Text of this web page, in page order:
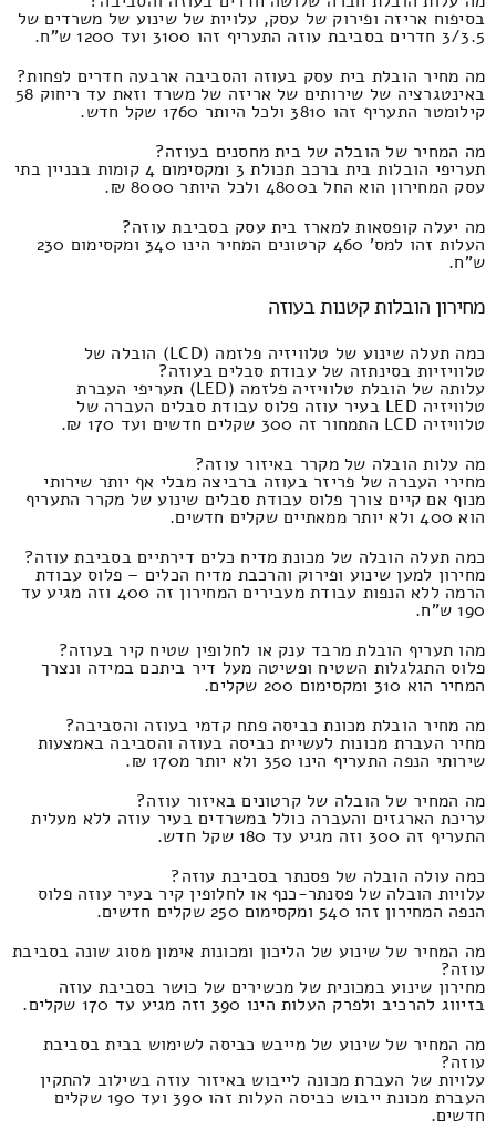
בסיפוח אריזה ופירוק של עסק, עלויות של שינוע של משרדים של
3/3.5 חדרים בסביבת עוזה התעריף זהו 3100 ועד 1200 ש"ח.
מה מחיר הובלת בית עסק בעוזה והסביבה ארבעה חדרים לפחות?
באינטגרציה של שירותים של אריזה של משרד וזאת עד ריחוק 58
קילומטר התעריף זהו 3810 ולכל היותר 1760 שקל חדש.
מה המחיר של הובלה של בית מחסנים בעוזה?
תעריפי הובלות בית ברכב תכולת 3 ומקסימום 4 קומות בבניין בתי
עסק המחירון הוא החל ב4800 ולכל היותר 8000 ₪.
מה יעלה קופסאות למארז בית עסק בסביבת עוזה?
העלות זהו למס' 460 קרטונים המחיר הינו 340 ומקסימום 230
ש"ח.
מחירון הובלות קטנות בעוזה
כמה תעלה שינוע של טלוויזיה פלזמה (LCD) הובלה של
טלוויזיות בסינתזה של עבודת סבלים בעוזה?
עלותה של הובלת טלוויזיה פלזמה (LED) תעריפי העברת
טלוויזיה LED בעיר עוזה פלוס עבודת סבלים העברה של
טלוויזיה LCD התמחור זה 300 שקלים חדשים ועד 170 ₪.
מה עלות הובלה של מקרר באיזור עוזה?
מחירי העברה של פריזר בעוזה ברביצה מבלי אף יותר שירותי
מנוף אם קיים צורך פלוס עבודת סבלים שינוע של מקרר התעריף
הוא 400 ולא יותר ממאתיים שקלים חדשים.
כמה תעלה הובלה של מכונת מדיח כלים דירתיים בסביבת עוזה?
מחירון למען שינוע ופירוק והרכבת מדיח הכלים – פלוס עבודת
הרמה ללא הנפות עבודת מעבירים המחירון זה 400 וזה מגיע עד
190 ש"ח.
מהו תעריף הובלת מרבד ענק או לחלופין שטיח קיר בעוזה?
פלוס התגלגלות השטיח ופשיטה מעל דיר ביתכם במידה ונצרך
המחיר הוא 310 ומקסימום 200 שקלים.
מה מחיר הובלת מכונת כביסה פתח קדמי בעוזה והסביבה?
מחיר העברת מכונות לעשיית כביסה בעוזה והסביבה באמצעות
שירותי הנפה התעריף הינו 350 ולא יותר מ170 ₪.
מה המחיר של הובלה של קרטונים באיזור עוזה?
עריכת הארגזים והעברה כולל במשרדים בעיר עוזה ללא מעלית
התעריף זה 300 וזה מגיע עד 180 שקל חדש.
כמה עולה הובלה של פסנתר בסביבת עוזה?
עלויות הובלה של פסנתר-כנף או לחלופין קיר בעיר עוזה פלוס
הנפה המחירון זהו 540 ומקסימום 250 שקלים חדשים.
מה המחיר של שינוע של הליכון ומכונות אימון מסוג שונה בסביבת
עוזה?
מחירון שינוע במכונית של מכשירים של כושר בסביבת עוזה
בזיווג להרכיב ולפרק העלות הינו 390 וזה מגיע עד 170 שקלים.
מה המחיר של שינוע של מייבש כביסה לשימוש בבית בסביבת
עוזה?
עלויות של העברת מכונה לייבוש באיזור עוזה בשילוב להתקין
העברת מכונת ייבוש כביסה העלות זהו 390 ועד 190 שקלים
חדשים.